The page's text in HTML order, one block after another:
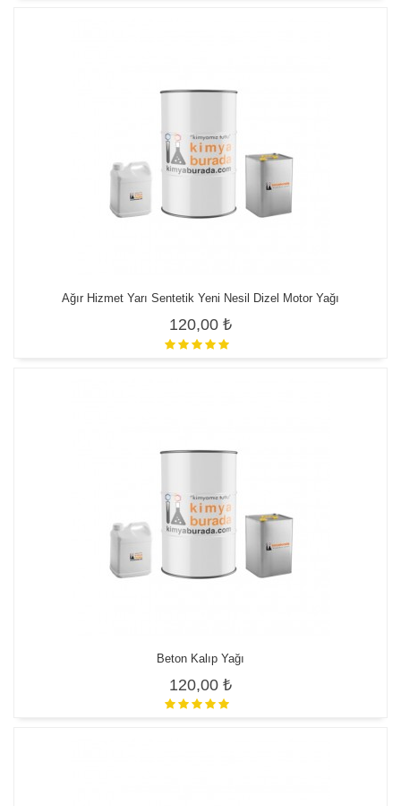
Ağır Hizmet Yarı Sentetik Yeni Nesil Dizel Motor Yağı
120,00 ₺
Beton Kalıp Yağı
120,00 ₺